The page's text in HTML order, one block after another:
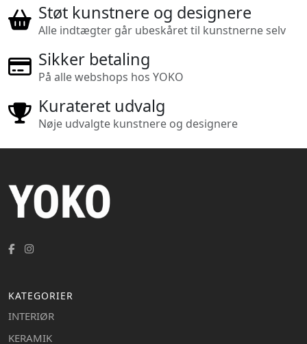
Støt kunstnere og designere
Alle indtægter går ubeskåret til kunstnerne selv
Sikker betaling
På alle webshops hos YOKO
Kurateret udvalg
Nøje udvalgte kunstnere og designere
KATEGORIER
INTERIØR
KERAMIK